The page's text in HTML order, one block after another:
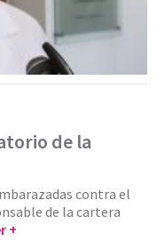
de la
contra el
de la cartera
+